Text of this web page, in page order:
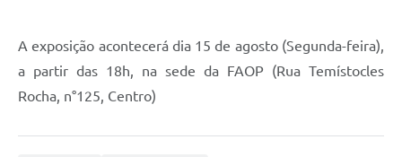
A exposição acontecerá dia 15 de agosto (Segunda-feira),
a partir das 18h, na sede da FAOP (Rua Temístocles
Rocha, n°125, Centro)